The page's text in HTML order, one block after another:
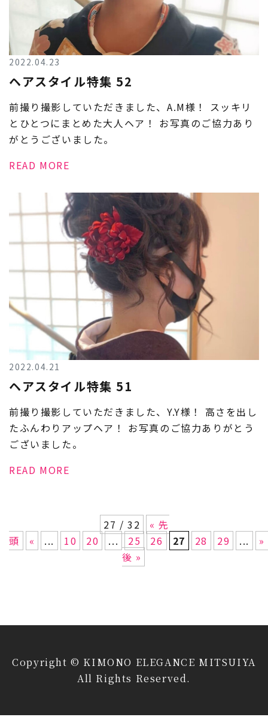
2022.04.23
ヘアスタイル特集 52
前撮り撮影していただきました、A.M様！ スッキリ
とひとつにまとめた大人ヘア！ お写真のご協力あり
がとうございました。
READ MORE
2022.04.21
ヘアスタイル特集 51
前撮り撮影していただきました、Y.Y様！ 高さを出し
たふんわりアップヘア！ お写真のご協力ありがとう
ございました。
READ MORE
27 / 32
« 先
頭
« ... 10 20 ... 25 26 27 28 29 ...
»
後 »
Copyright © KIMONO ELEGANCE MITSUIYA
All Rights Reserved.